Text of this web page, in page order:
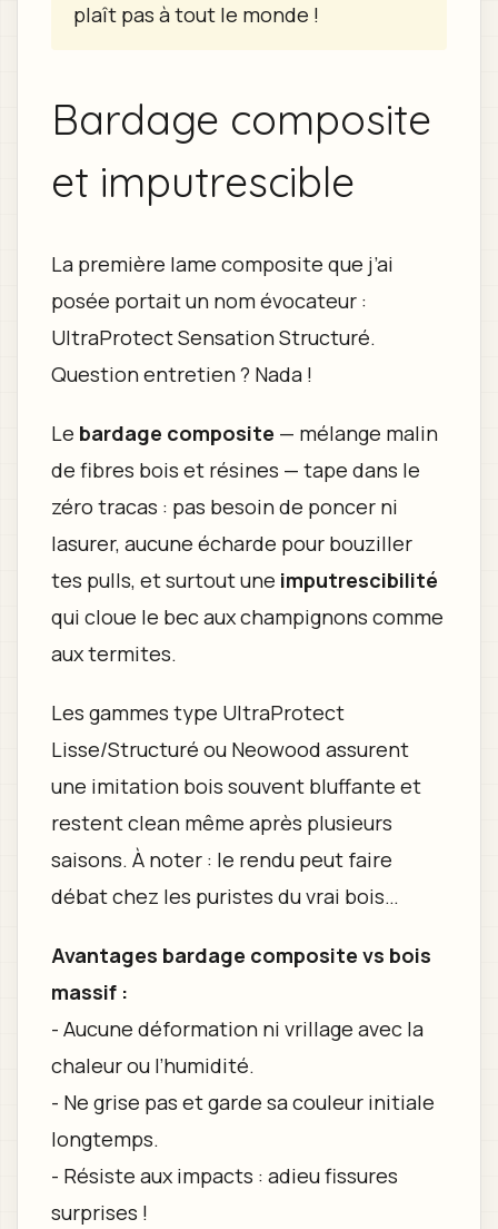
plaît pas à tout le monde !
Bardage composite
et imputrescible
La première lame composite que j’ai
posée portait un nom évocateur :
UltraProtect Sensation Structuré.
Question entretien ? Nada !
Le bardage composite — mélange malin
de fibres bois et résines — tape dans le
zéro tracas : pas besoin de poncer ni
lasurer, aucune écharde pour bouziller
tes pulls, et surtout une imputrescibilité
qui cloue le bec aux champignons comme
aux termites.
Les gammes type UltraProtect
Lisse/Structuré ou Neowood assurent
une imitation bois souvent bluffante et
restent clean même après plusieurs
saisons. À noter : le rendu peut faire
débat chez les puristes du vrai bois…
Avantages bardage composite vs bois
massif :
- Aucune déformation ni vrillage avec la
chaleur ou l’humidité.
- Ne grise pas et garde sa couleur initiale
longtemps.
- Résiste aux impacts : adieu fissures
surprises !